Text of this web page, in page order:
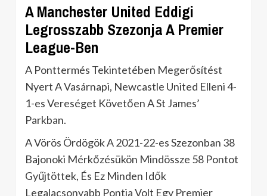
A Manchester United Eddigi
Legrosszabb Szezonja A Premier
League-Ben
A Ponttermés Tekintetében Megerősítést
Nyert A Vasárnapi, Newcastle United Elleni 4-
1-es Vereséget Követően A St James’
Parkban.
A Vörös Ördögök A 2021-22-es Szezonban 38
Bajonoki Mérkőzésükön Mindössze 58 Pontot
Gyűjtöttek, És Ez Minden Idők
Legalacsonyabb Pontja Volt Egy Premier